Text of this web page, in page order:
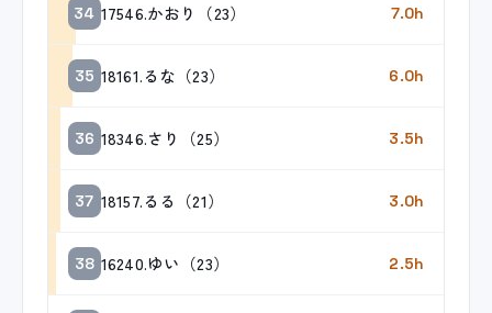
34 17546.かおり（23） 7.0h
35 18161.るな（23） 6.0h
36 18346.さり（25） 3.5h
37 18157.るる（21） 3.0h
38 16240.ゆい（23） 2.5h